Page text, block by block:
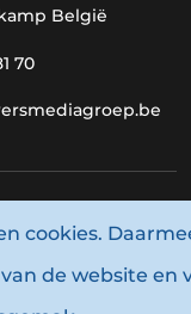
België
70
- 2026
cookies.
de website en